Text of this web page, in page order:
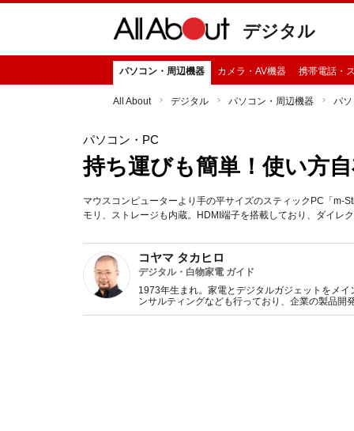
デジタル
パソコン・周辺機器 カメラ・AV機器 携帯電話・
All About デジタル パソコン・周辺機器 パ
パソコン・PC
持ち運びも簡単！使い方
マウスコンピューターより手の平サイズのスティックPC「
モリ、ストレージも内蔵。HDMI端子を搭載しており、ダイレ
コヤマ タカヒロ
デジタル・白物家電 ガイド
1973年生まれ。家電とデジタルガジェットをメ
ンサルティングなども行っており、企業の製品
士の資格を所有。家電のテストと撮影のための家